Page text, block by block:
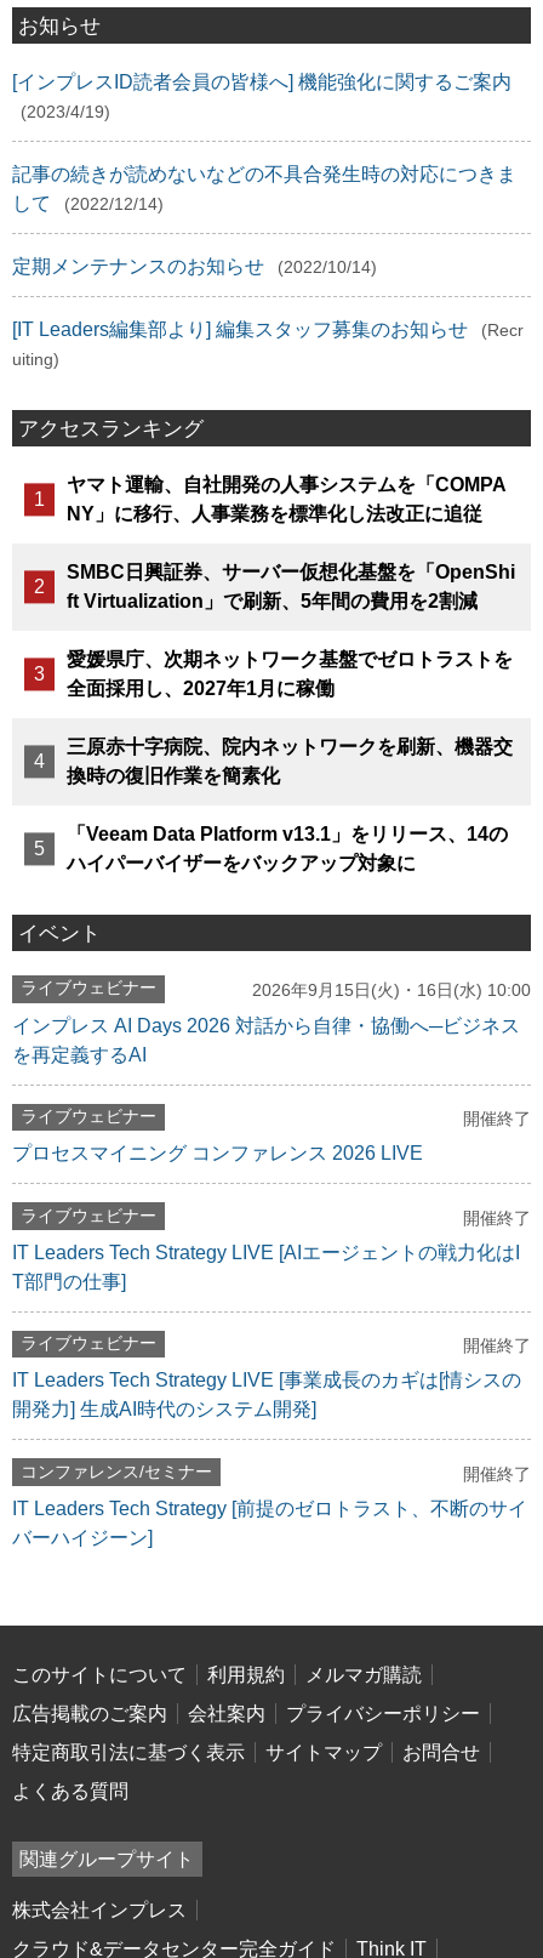
お知らせ
[インプレスID読者会員の皆様へ] 機能強化に関するご案内
(2023/4/19)
記事の続きが読めないなどの不具合発生時の対応につきま
して
(2022/12/14)
定期メンテナンスのお知らせ (2022/10/14)
[IT Leaders編集部より] 編集スタッフ募集のお知らせ
(Recr
uiting)
アクセスランキング
ヤマト運輸、自社開発の人事システムを「COMPA
NY」に移行、人事業務を標準化し法改正に追従
SMBC日興証券、サーバー仮想化基盤を「OpenShi
ft Virtualization」で刷新、5年間の費用を2割減
愛媛県庁、次期ネットワーク基盤でゼロトラストを
全面採用し、2027年1月に稼働
三原赤十字病院、院内ネットワークを刷新、機器交
換時の復旧作業を簡素化
「Veeam Data Platform v13.1」をリリース、14の
ハイパーバイザーをバックアップ対象に
イベント
ライブウェビナー 2026年9月15日(火)・16日(水) 10:00
インプレス AI Days 2026 対話から自律・協働へ─ビジネス
を再定義するAI
ライブウェビナー 開催終了
プロセスマイニング コンファレンス 2026 LIVE
ライブウェビナー 開催終了
IT Leaders Tech Strategy LIVE [AIエージェントの戦力化はI
T部門の仕事]
ライブウェビナー 開催終了
IT Leaders Tech Strategy LIVE [事業成長のカギは[情シスの
開発力] 生成AI時代のシステム開発]
コンファレンス/セミナー 開催終了
IT Leaders Tech Strategy [前提のゼロトラスト、不断のサイ
バーハイジーン]
このサイトについて 利用規約
メルマガ購読
広告掲載のご案内
会社案内
プライバシーポリシー
特定商取引法に基づく表示
サイトマップ
お問合せ
よくある質問
関連グループサイト
株式会社インプレス
クラウド&データセンター完全ガイド
Think IT